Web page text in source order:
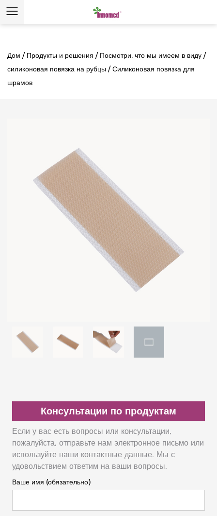
Дом / Продукты и решения / Посмотри, что мы имеем в виду /
силиконовая повязка на рубцы /Силиконовая повязка для
шрамов
Консультации по продуктам
Если у вас есть вопросы или консультации,
пожалуйста, отправьте нам электронное письмо или
используйте наши контактные данные. Мы с
удовольствием ответим на ваши вопросы.
Ваше имя (обязательно)